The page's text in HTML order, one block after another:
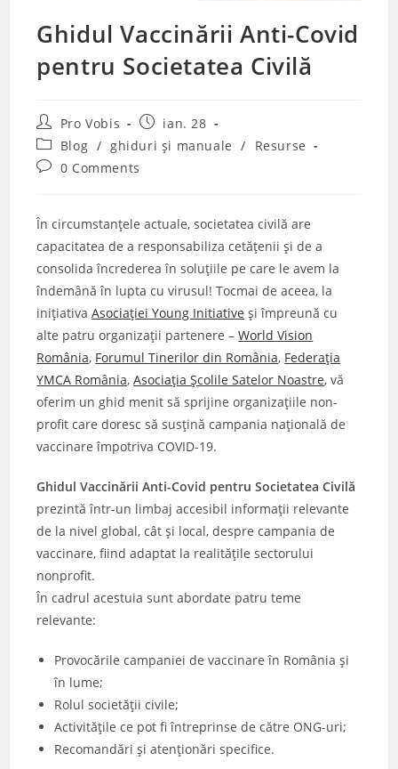
Ghidul Vaccinării Anti-Covid
pentru Societatea Civilă
Post
author:
Pro Vobis
Post
published:
ian. 28
Post
category:
Blog / ghiduri și manuale /
Resurse
Post0 Comments
În circumstanțele actuale, societatea civilă are
capacitatea de a responsabiliza cetățenii și de a
consolida încrederea în soluțiile pe care le avem la
îndemână în lupta cu virusul! Tocmai de aceea, la
inițiativaAsociației Young Initiative și împreună cu
alte patru organizații partenere –World Vision
România, Forumul Tinerilor din România, Federația
YMCA România,Asociația Școlile Satelor Noastre, vă
oferim un ghid menit să sprijine organizațiile non-
profit care doresc să susțină campania națională de
vaccinare împotriva COVID-19.
Ghidul Vaccinării Anti-Covid pentru Societatea Civilă
prezintă într-un limbaj accesibil informații relevante
de la nivel global, cât și local, despre campania de
vaccinare, fiind adaptat la realitățile sectorului
nonprofit.
În cadrul acestuia sunt abordate patru teme
relevante:
Provocările campaniei de vaccinare în România și
în lume;
Rolul societății civile;
Activitățile ce pot fi întreprinse de către ONG-uri;
Recomandări și atenționări specifice.